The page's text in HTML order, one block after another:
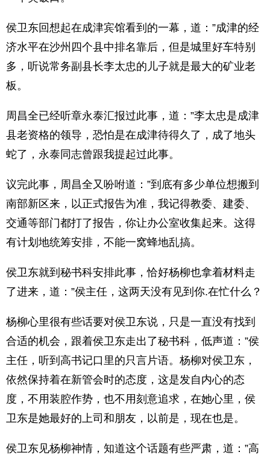
侯卫东回想起在成津宾馆看到的一幕，道：”成津的经
济水平在沙州四个县中排名靠后，但是城里好车特别
多，听说常务副县长李太忠的儿子就是最大的矿业老
板。
周昌全已经听章永泰汇报过此事，道：”李太忠是成津
县老资格的领导，恐怕是在成津待得久了，成了地头
蛇了，永泰同志曾跟我提起过此事。
议完此事，周昌全又吩咐道：”到底有多少单位想搬到
南部新区来，以正式报告为准，我记得教委、建委、
交通等部门都打了报告，你让办公室收集起来。这得
有计划地统筹安排，不能一窝蜂地乱搞。
侯卫东就到秘书科安排此事，恰好杨柳也拿着材料走
了进来，道：”侯主任，这两天没有见到你.在忙什么？
杨柳心里很有些话要对侯卫东说，只是一直没有找到
合适的机会，跟着侯卫东走出了秘书科，低声道：”侯
主任，听到高书记口里的只言片语。杨柳对侯卫东，
依然保持着在新管会时的态度，这是发自内心的态
度，不用装腔作势，也不用刻意追求，在她心里，侯
卫东是她最好的上司和朋友，以前是，现在也是。
侯卫东见杨柳神情，知道这个话题有些严肃，道：”高